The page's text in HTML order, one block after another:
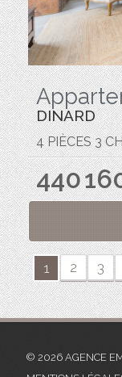
DINARD
4 PIÈCES 3
440
1 2 3
© 2026 AGENCE